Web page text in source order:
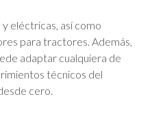
eléctricas, así como
para tractores. Además,
adaptar cualquiera de
técnicos del
cero.